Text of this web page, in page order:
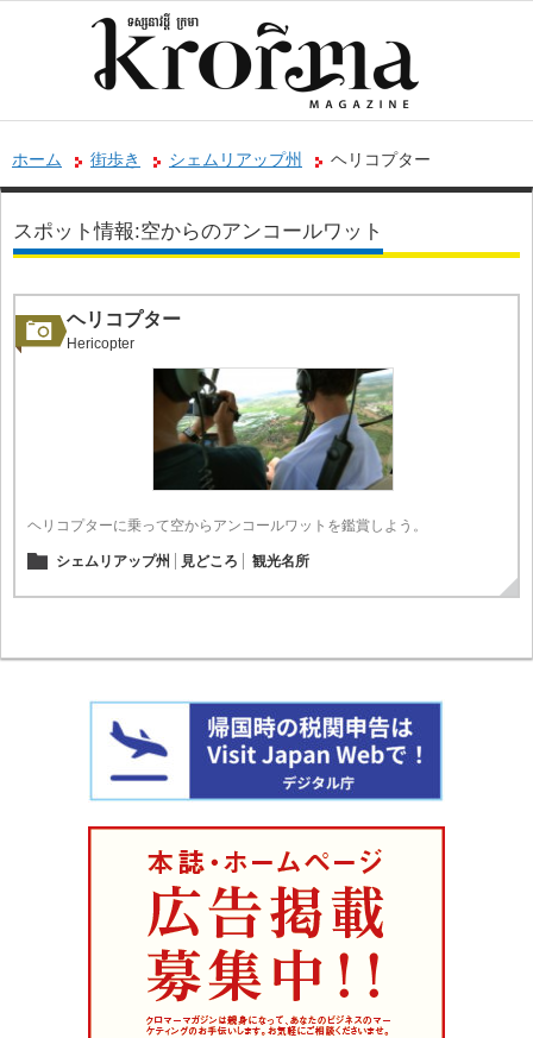
ホーム 街歩き シェムリアップ州 ヘリコプター
スポット情報:空からのアンコールワット
ヘリコプター
Hericopter
ヘリコプターに乗って空からアンコールワットを鑑賞しよう。
シェムリアップ州 見どころ 観光名所